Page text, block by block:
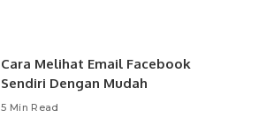
Cara Melihat Email Facebook
Sendiri Dengan Mudah
5 Min Read